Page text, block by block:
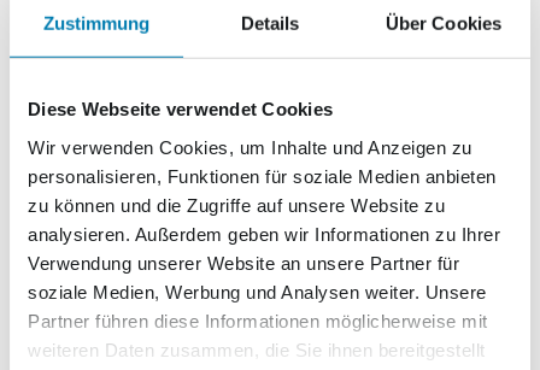
Zustimmung Details Über Cookies
Diese Webseite verwendet Cookies
Wir verwenden Cookies, um Inhalte und Anzeigen zu
personalisieren, Funktionen für soziale Medien anbieten
zu können und die Zugriffe auf unsere Website zu
analysieren. Außerdem geben wir Informationen zu Ihrer
Verwendung unserer Website an unsere Partner für
soziale Medien, Werbung und Analysen weiter. Unsere
Partner führen diese Informationen möglicherweise mit
weiteren Daten zusammen, die Sie ihnen bereitgestellt
sind einige Spielstätten für den im Herbst geplanten Start
der Reihe beinahe ausverkauft. „Das zeigt mir auch, wie
sehnen“, sagt Dirigent Andreas Schulz: „Die
lässt keinen Austausch, keine Begegnung, kein Miteinander
zu. Gerade das ist es aber, was ‚Stadt. Land. Klassik!‘ immer
ausgemacht hat.“
Die neue CD trägt den offiziellen Titel „Stadt.Land.Klassik!
für Zuhause! Die CD zur Tour.“ und ist ab heute erhältlich.
Sie kostet 14,95 €; für Nordkurier-Abonnenten wird der Kauf
mit 9,95 € noch attraktiver. Interessenten erhalten sie bis
Ende August versandkostenfrei. Anruf unter Tel. 0800 – 151